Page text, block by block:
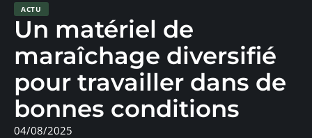
ACTU
Un matériel de
maraîchage diversifié
pour travailler dans de
bonnes conditions
04/08/2025